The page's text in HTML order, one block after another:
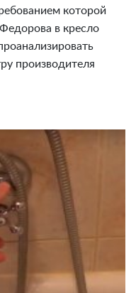
которой
в кресло
производителя